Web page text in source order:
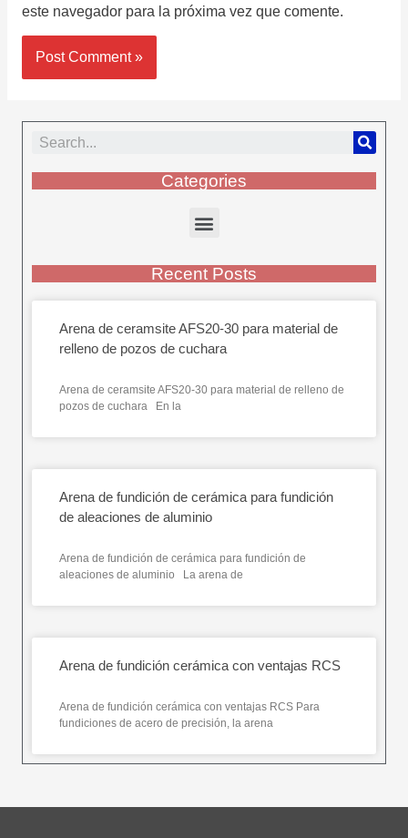
este navegador para la próxima vez que comente.
Categories
Recent Posts
Arena de ceramsite AFS20-30 para material de
relleno de pozos de cuchara
Arena de ceramsite AFS20-30 para material de relleno de
pozos de cuchara En la
Arena de fundición de cerámica para fundición
de aleaciones de aluminio
Arena de fundición de cerámica para fundición de
aleaciones de aluminio La arena de
Arena de fundición cerámica con ventajas RCS
Arena de fundición cerámica con ventajas RCS Para
fundiciones de acero de precisión, la arena